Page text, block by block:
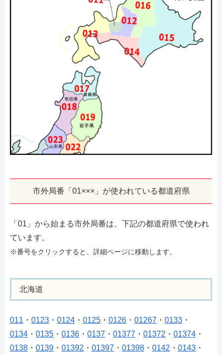
市外局番「01×××」が使われている都道府県
「01」から始まる市外局番は、下記の都道府県で使われ
ています。
※番号をクリックすると、詳細ページに移動します。
北海道
011 ・ 0123 ・ 0124 ・ 0125 ・ 0126 ・ 01267 ・ 0133 ・
0134 ・ 0135 ・ 0136 ・ 0137 ・ 01377 ・ 01372 ・ 01374 ・
0138 ・ 0139 ・ 01392 ・ 01397 ・ 01398 ・ 0142 ・ 0143 ・